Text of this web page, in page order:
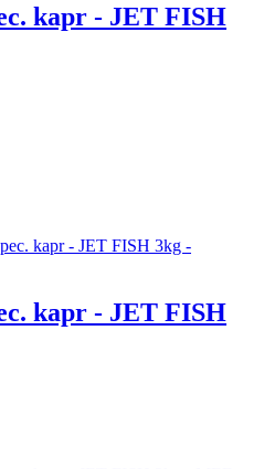
kapr - JET FISH
kapr - JET FISH 3kg -
kapr - JET FISH